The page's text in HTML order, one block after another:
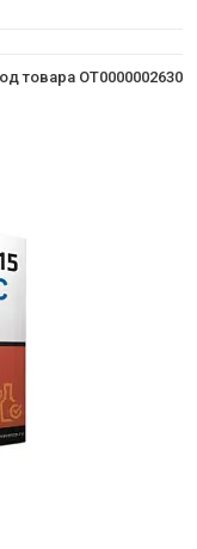
товара OT0000002630